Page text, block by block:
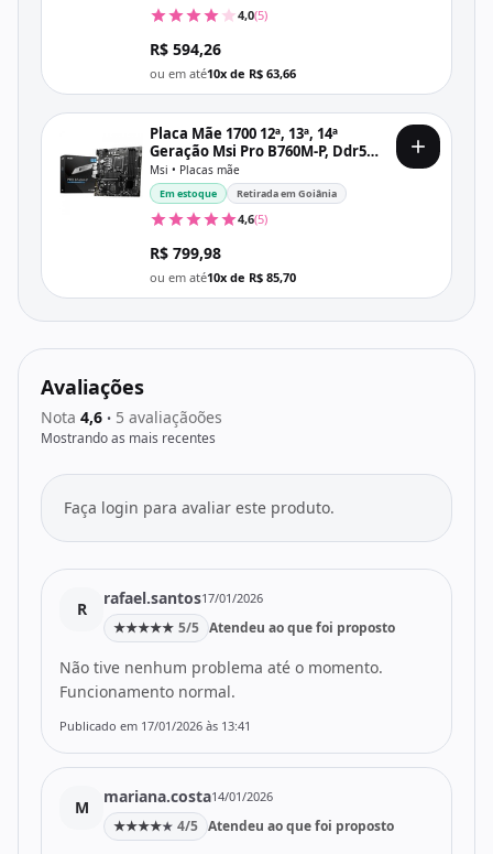
4,0(5)
R$ 594,26
ou em até10x de R$ 63,66
Placa Mãe 1700 12ª, 13ª, 14ª
Geração Msi Pro B760M-P, Ddr5
192Gb, Dp, Hdmi, Vga, Usb 3.2,
M2/Nvme, Preta
Msi • Placas mãe
Em estoque Retirada em Goiânia
4,6(5)
R$ 799,98
ou em até10x de R$ 85,70
Avaliações
Nota 4,6 • 5 avaliaçãoões
Mostrando as mais recentes
Faça login para avaliar este produto.
R
rafael.santos17/01/2026
★★★★★ 5/5 Atendeu ao que foi proposto
Não tive nenhum problema até o momento.
Funcionamento normal.
Publicado em 17/01/2026 às 13:41
M
mariana.costa14/01/2026
★★★★★ 4/5 Atendeu ao que foi proposto